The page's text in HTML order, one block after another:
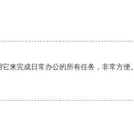
来完成日常办公的所有任务，非常方便。